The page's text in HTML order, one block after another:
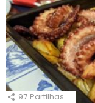
97 Partilhas